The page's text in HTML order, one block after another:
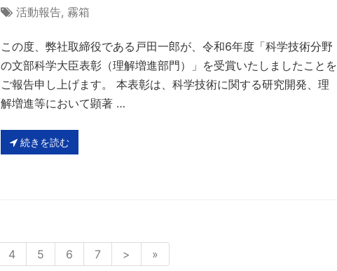
活動報告, 霧箱
この度、弊社取締役である戸田一郎が、令和6年度「科学技術分野
の文部科学大臣表彰（理解増進部門）」を受賞いたしましたことを
ご報告申し上げます。 本表彰は、科学技術に関する研究開発、理
解増進等において顕著 …
続きを読む
4 5 6 7 > »